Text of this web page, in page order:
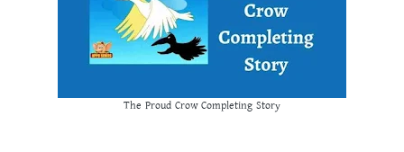
The Proud Crow Completing Story